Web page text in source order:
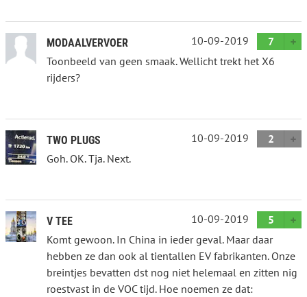
MODAALVERVOER 10-09-2019
7
Toonbeeld van geen smaak. Wellicht trekt het X6
rijders?
TWO PLUGS 10-09-2019
2
Goh. OK. Tja. Next.
V TEE 10-09-2019
5
Komt gewoon. In China in ieder geval. Maar daar
hebben ze dan ook al tientallen EV fabrikanten. Onze
breintjes bevatten dst nog niet helemaal en zitten nig
roestvast in de VOC tijd. Hoe noemen ze dat: